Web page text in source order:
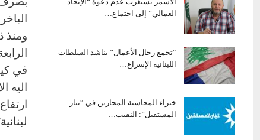
العمالي” إلى اجتماع…
“تجمع رجال الأعمال” يناشد السلطات
اللبنانية الإسراع…
خبراء المحاسبة المجازين في “تيار
المستقبل”: النقيب…
ومنذ
في
اليه